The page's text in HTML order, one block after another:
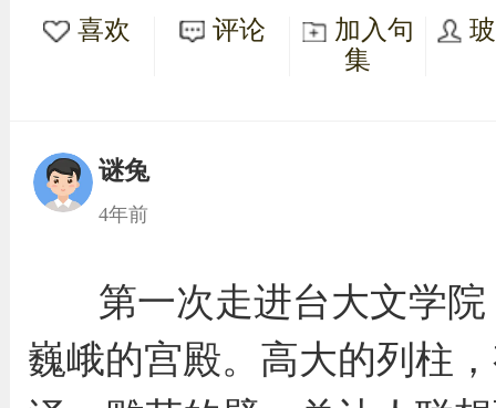
喜欢 评论
加入句
集
谜兔
4年前
第一次走进台大文学
巍峨的宫殿。高大的列柱